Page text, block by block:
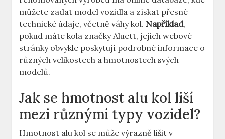
můžete zadat model vozidla a získat přesné
technické údaje, včetně váhy kol. Například,
pokud máte kola značky Aluett, jejich webové
stránky obvykle poskytují podrobné informace o
různých velikostech a hmotnostech svých
modelů.
Jak se hmotnost alu kol liší
mezi různými typy vozidel?
Hmotnost alu kol se může výrazně lišit v